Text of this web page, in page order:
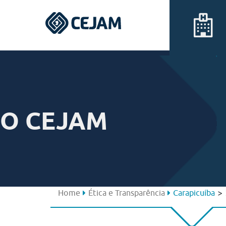
O CEJAM
Home Ética e Transparência Carapicuíba>